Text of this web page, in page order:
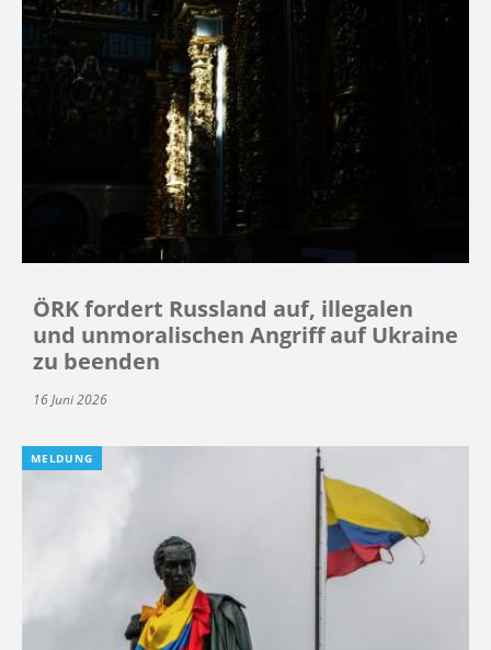
ÖRK fordert Russland auf, illegalen
und unmoralischen Angriff auf Ukraine
zu beenden
16 Juni 2026
MELDUNG